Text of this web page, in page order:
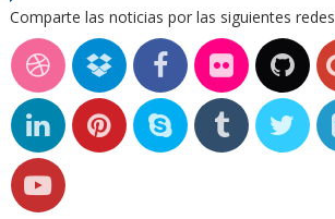
Comparte las noticias por las siguientes redes